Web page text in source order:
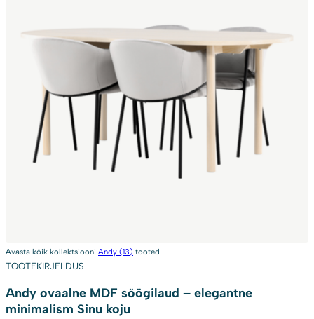
Avasta kõik kollektsiooni Andy (13) tooted
TOOTEKIRJELDUS
Andy ovaalne MDF söögilaud – elegantne
minimalism Sinu koju